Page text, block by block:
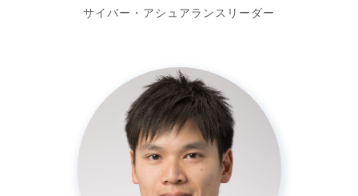
サイバー・アシュアランスリーダー